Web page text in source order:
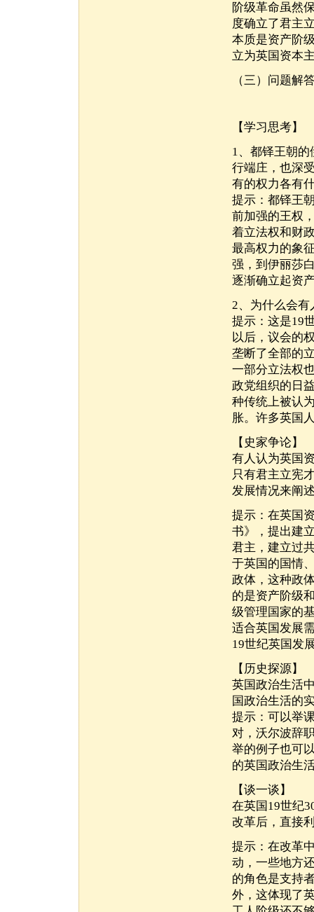
阶级革命虽然
度确立了君主
本质是资产阶
立为英国资本
（三）问题解
【学习思考】
1、都铎王朝
行端庄，也深
有的权力各有
提示：都铎王
前加强的王权
着立法权和财
最高权力的象
强，到伊丽莎
逐渐确立起资
2、为什么会有
提示：这是19
以后，议会的
垄断了全部的
一部分立法权
政党组织的日
种传统上被认
胀。许多英国
【史家争论】
有人认为英国
只有君主立宪
发展情况来阐
提示：在英国
书》，提出建
君主，建立过
于英国的国情
政体，这种政
的是资产阶级
级管理国家的
适合英国发展
19世纪英国发
【历史探源】
英国政治生活
国政治生活的
提示：可以举
对，沃尔波辞
举的例子也可
的英国政治生
【谈一谈】
在英国19世纪
改革后，直接
提示：在改革
动，一些地方
的角色是支持
外，这体现了